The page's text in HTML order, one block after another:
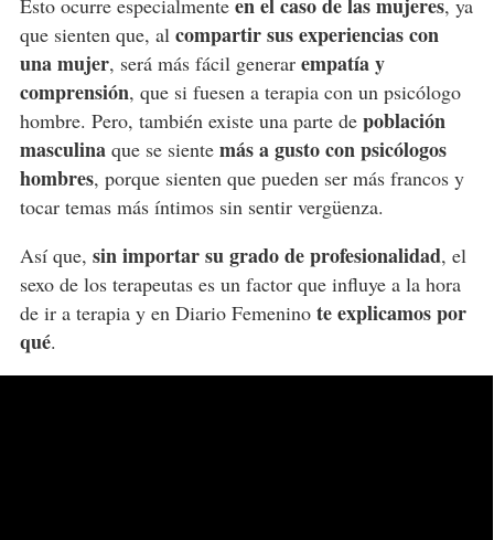
que sienten que, al compartir sus experiencias con
una mujer, será más fácil generar empatía y
comprensión, que si fuesen a terapia con un psicólogo
hombre. Pero, también existe una parte de población
masculinaque se siente más a gusto con psicólogos
hombres, porque sienten que pueden ser más francos y
tocar temas más íntimos sin sentir vergüenza.
Así que, sin importar su grado de profesionalidad, el
sexo de los terapeutas es un factor que influye a la hora
de ir a terapia y en Diario Femenino te explicamos por
qué.